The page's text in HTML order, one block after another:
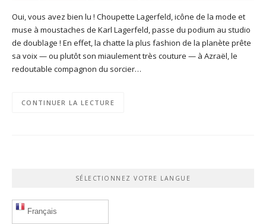
Oui, vous avez bien lu ! Choupette Lagerfeld, icône de la mode et
muse à moustaches de Karl Lagerfeld, passe du podium au studio
de doublage ! En effet, la chatte la plus fashion de la planète prête
sa voix — ou plutôt son miaulement très couture — à Azraël, le
redoutable compagnon du sorcier…
CONTINUER LA LECTURE
SÉLECTIONNEZ VOTRE LANGUE
Français